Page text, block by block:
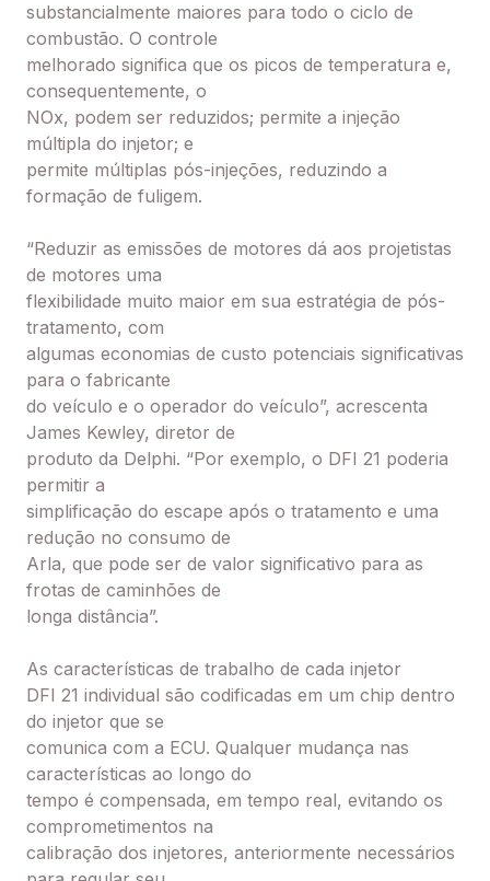
substancialmente maiores para todo o ciclo de
combustão. O controle
melhorado significa que os picos de temperatura e,
consequentemente, o
NOx, podem ser reduzidos; permite a injeção
múltipla do injetor; e
permite múltiplas pós-injeções, reduzindo a
formação de fuligem.
“Reduzir as emissões de motores dá aos projetistas
de motores uma
flexibilidade muito maior em sua estratégia de pós-
tratamento, com
algumas economias de custo potenciais significativas
para o fabricante
do veículo e o operador do veículo”, acrescenta
James Kewley, diretor de
produto da Delphi. “Por exemplo, o DFI 21 poderia
permitir a
simplificação do escape após o tratamento e uma
redução no consumo de
Arla, que pode ser de valor significativo para as
frotas de caminhões de
longa distância”.
As características de trabalho de cada injetor
DFI 21 individual são codificadas em um chip dentro
do injetor que se
comunica com a ECU. Qualquer mudança nas
características ao longo do
tempo é compensada, em tempo real, evitando os
comprometimentos na
calibração dos injetores, anteriormente necessários